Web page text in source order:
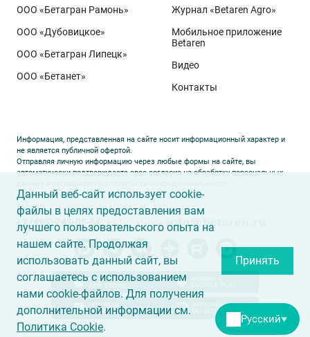
департамента селекции и семеноводства «Щёлково
Агрохим». Ей принадлежит рекорд
полученный в Орловской области в 2025 году.
Ермоловка максимально отзывчива на приёмы
интенсификации. Внесена в Государственный реестр
массивный поникающий колос и высокая
озернённость – до50–80
30у традиционных сортов. Именно такая
архитектура растения позволяет эффективно
использовать высокий агрофон и формировать
урожай, недостижимый для прежних селекционных
образцов.
ООО «Бетагран Рамонь»
ООО «Дубовицкое»
ООО «Бетагран Липецк»
ООО «Бетанет»
Журнал «Betaren Agro»
Мобильное приложение
Betaren
Видео
Контакты
Информация, представленная на сайте носит информационный характер и
не является публичной офертой.
Отправляя личную информацию через любые формы на сайте, вы
автоматически подтверждаете свое согласие на обработку персональных
info@betaren.ru
Русский▼
Данный веб-сайт использует cookie-
файлы в целях предоставления вам
лучшего пользовательского опыта на
нашем сайте. Продолжая
использовать данный сайт, вы
соглашаетесь с использованием
нами cookie-файлов. Для получения
дополнительной информации см.
Политика Cookie.
Принять